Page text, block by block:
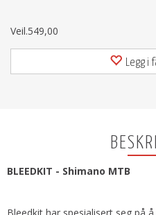
Veil.549,00
Legg i
BLEEDKIT - Shimano MTB